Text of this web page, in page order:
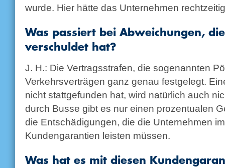
wurde. Hier hätte das Unternehmen
Was passiert bei Abweichungen,
verschuldet hat?
J. H.: Die Vertragsstrafen, die sogenannten
Verkehrsverträgen ganz genau festgelegt.
nicht stattgefunden hat, wird natürlich auch
durch Busse gibt es nur einen prozentualen
die Entschädigungen, die die Unternehmen
Kundengarantien leisten müssen.
Was hat es mit diesen